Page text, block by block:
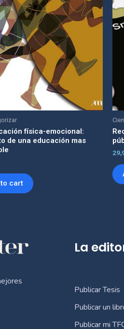
física-emocional:
de una educación mas
cart
La
Publicar Tesis
Publicar un
Publicar mi